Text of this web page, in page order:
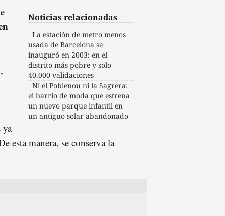
Noticias relacionadas
La estación de metro menos
usada de Barcelona se
inauguró en 2003: en el
distrito más pobre y solo
40.000 validaciones
Ni el Poblenou ni la Sagrera:
el barrio de moda que estrena
un nuevo parque infantil en
un antiguo solar abandonado
,
ya
esta manera, se conserva la